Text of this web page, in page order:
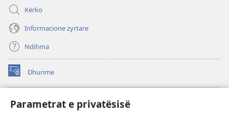
Parametrat e privatësisë
Kërko
Informacione zyrtare
Ndihma
Dhurime
(hap
dritare
re)
BIBLIOTEKA ONLINE Watchtower
(hap